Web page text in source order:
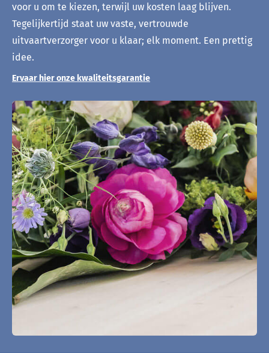
voor u om te kiezen, terwijl uw kosten laag blijven.
Tegelijkertijd staat uw vaste, vertrouwde
uitvaartverzorger voor u klaar; elk moment. Een prettig
idee.
Ervaar hier onze kwaliteitsgarantie